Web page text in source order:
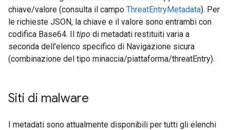
chiave/valore (consulta il campo ThreatEntryMetadata). Per
le richieste JSON, la chiave e il valore sono entrambi con
codifica Base64. Il tipo di metadati restituiti varia a
seconda dell'elenco specifico di Navigazione sicura
(combinazione del tipo minaccia/piattaforma/threatEntry).
Siti di malware
I metadati sono attualmente disponibili per tutti gli elenchi